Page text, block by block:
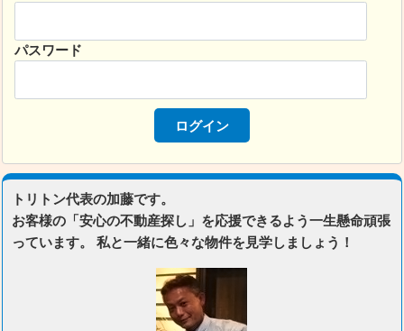
パスワード
トリトン代表の加藤です。
お客様の「安心の不動産探し」を応援できるよう一生懸命頑張
っています。 私と一緒に色々な物件を見学しましょう！